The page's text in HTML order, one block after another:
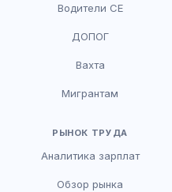
Водители CE
ДОПОГ
Вахта
Мигрантам
РЫНОК ТРУДА
Аналитика зарплат
Обзор рынка
HR-консультант
Здравствуйте! Я AI-
помочь?